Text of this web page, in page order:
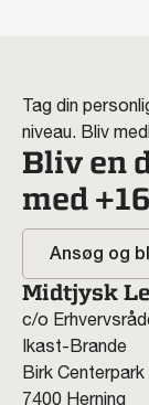
Tag din
niveau. Bliv
Bliv en
med
Ansøg og
Midtjysk
c/o
Ikast-Brande
Birk Centerpark
7400 Herning